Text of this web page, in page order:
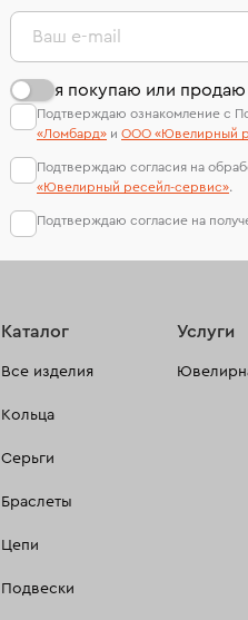
Ваш e-mail
я покупаю или
Подтверждаю ознакомление с
«Ломбард» и ООО «Ювелирный
Подтверждаю согласия на
«Ювелирный ресейл-сервиc».
Подтверждаю согласие на
Каталог
Все изделия
Кольца
Серьги
Браслеты
Цепи
Подвески
Услуги